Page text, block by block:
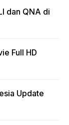
dan QNA di
Full HD
Update